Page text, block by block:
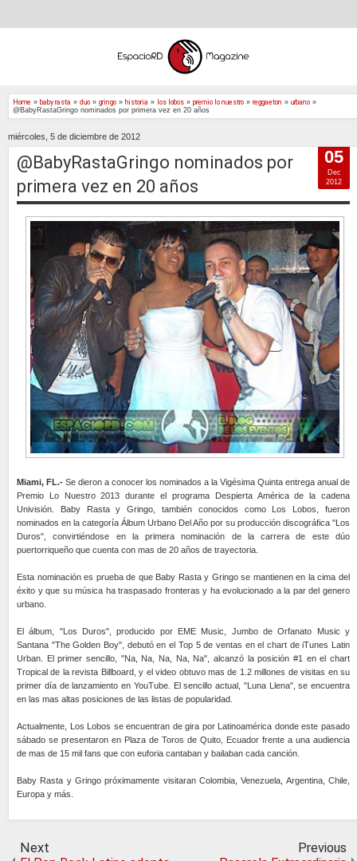
Home » baby rasta » duo » gringo » historia » los lobos » premio lo nuestro » reggaeton » urbano »
@BabyRastaGringo nominados por primera vez en 20 años
miércoles, 5 de diciembre de 2012
@BabyRastaGringo nominados por
primera vez en 20 años
Miami, FL.- Se dieron a conocer los nominados a la Vigésima Quinta entrega anual de
Premio Lo Nuestro 2013 durante el programa Despierta América de la cadena
Univisión. Baby Rasta y Gringo, también conocidos como Los Lobos, fueron
nominados en la categoría Álbum Urbano Del Año por su producción discográfica "Los
Duros", convirtiéndose en la primera nominación de la carrera de este dúo
puertorriqueño que cuenta con mas de 20 años de trayectoria.
Esta nominación es prueba de que Baby Rasta y Gringo se mantienen en la cima del
éxito y que su música ha traspasado fronteras y ha evolucionado a la par del genero
urbano.
El álbum, "Los Duros", producido por EME Music, Jumbo de Orfanato Music y
Santana "The Golden Boy", debutó en el Top 5 de ventas en el chart de iTunes Latin
Urban. El primer sencillo, "Na, Na, Na, Na, Na", alcanzó la posición #1 en el chart
Tropical de la revista Billboard, y el video obtuvo mas de 1.2 millones de visitas en su
primer día de lanzamiento en YouTube. El sencillo actual, "Luna Llena", se encuentra
en las mas altas posiciones de las listas de popularidad.
Actualmente, Los Lobos se encuentran de gira por Latinoamérica donde este pasado
sábado se presentaron en Plaza de Toros de Quito, Ecuador frente a una audiencia
de mas de 15 mil fans que con euforia cantaban y bailaban cada canción.
Baby Rasta y Gringo próximamente visitaran Colombia, Venezuela, Argentina, Chile,
Europa y más.
05
Dec
2012
Next
Previous